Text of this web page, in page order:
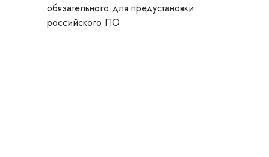
обязательного для предустановки
российского ПО